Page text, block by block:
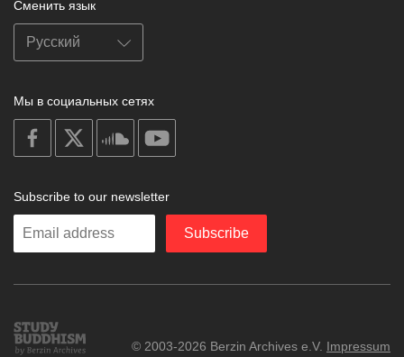
Сменить язык
Мы в социальных сетях
on
facebook
soundcloud
Subscribe to our newsletter
Enter
Subscribe
Study
Buddhism
© 2003-2026 Berzin Archives e.V. Impressum